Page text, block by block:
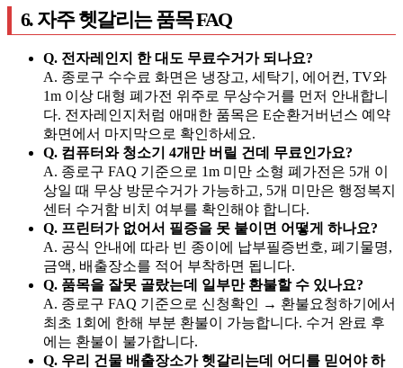
6. 자주 헷갈리는 품목 FAQ
Q. 전자레인지 한 대도 무료수거가 되나요?
A. 종로구 수수료 화면은 냉장고, 세탁기, 에어컨, TV와
1m 이상 대형 폐가전 위주로 무상수거를 먼저 안내합니
다. 전자레인지처럼 애매한 품목은 E순환거버넌스 예약
화면에서 마지막으로 확인하세요.
Q. 컴퓨터와 청소기 4개만 버릴 건데 무료인가요?
A. 종로구 FAQ 기준으로 1m 미만 소형 폐가전은 5개 이
상일 때 무상 방문수거가 가능하고, 5개 미만은 행정복지
센터 수거함 비치 여부를 확인해야 합니다.
Q. 프린터가 없어서 필증을 못 붙이면 어떻게 하나요?
A. 공식 안내에 따라 빈 종이에 납부필증번호, 폐기물명,
금액, 배출장소를 적어 부착하면 됩니다.
Q. 품목을 잘못 골랐는데 일부만 환불할 수 있나요?
A. 종로구 FAQ 기준으로 신청확인 → 환불요청하기에서
최초 1회에 한해 부분 환불이 가능합니다. 수거 완료 후
에는 환불이 불가합니다.
Q. 우리 건물 배출장소가 헷갈리는데 어디를 믿어야 하